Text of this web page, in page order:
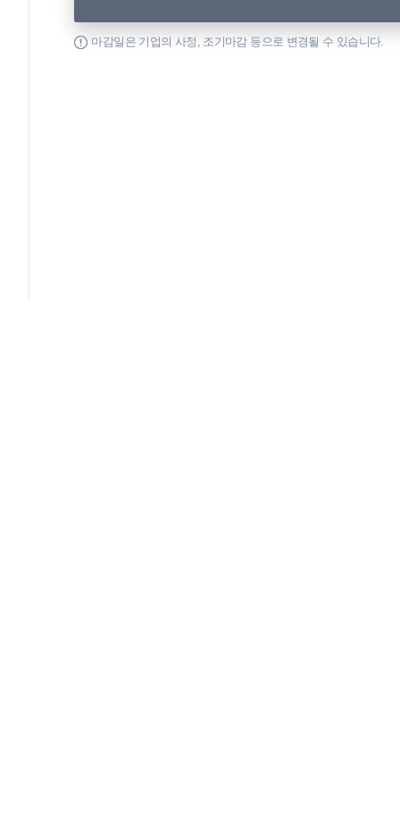
마감일은 기업의 사정, 조기마감 등으로 변경될 수 있습니다.